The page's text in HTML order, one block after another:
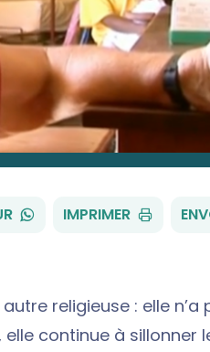
WHATSAPP
IMPRIMER
religieuse : elle n’a
elle continue à sillonner